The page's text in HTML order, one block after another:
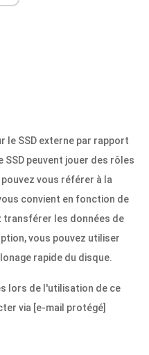
le SSD externe par rapport
SSD peuvent jouer des rôles
vous référer à la
convient en fonction de
transférer les données de
vous pouvez utiliser
rapide du disque.
lors de l'utilisation de ce
via [e-mail protégé]